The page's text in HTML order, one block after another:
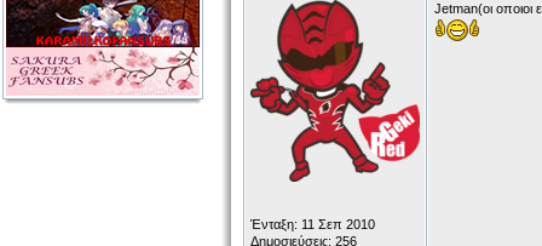
Ένταξη: 11 Σεπ 2010
Δημοσιεύσεις: 256
Jetman(οι οποιοι